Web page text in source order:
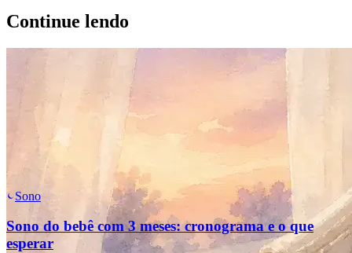
Continue lendo
Sono
Sono do bebê com 3 meses: cronograma e o que
esperar